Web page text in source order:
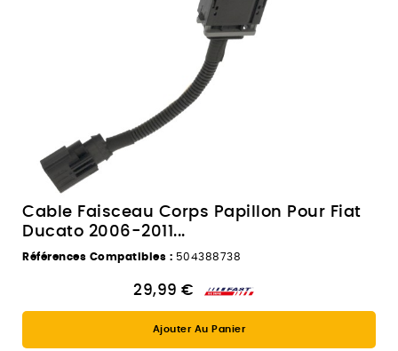
Cable Faisceau Corps Papillon Pour Fiat
Ducato 2006-2011...
Références Compatibles : 504388738
29,99 €
Ajouter Au Panier